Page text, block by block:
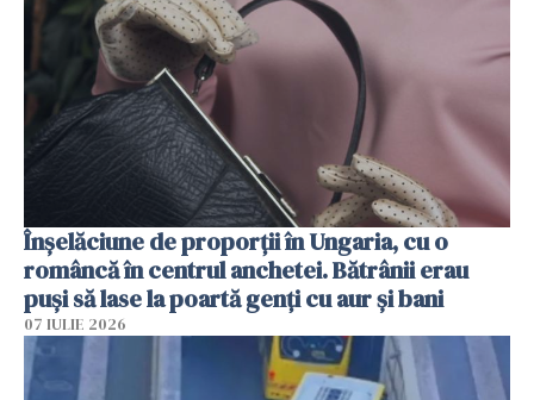
Înșelăciune de proporții în Ungaria, cu o
româncă în centrul anchetei. Bătrânii erau
puși să lase la poartă genți cu aur și bani
07 IULIE 2026